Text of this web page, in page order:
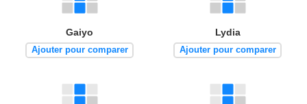
Gaiyo
Ajouter pour comparer
Lydia
Ajouter pour comparer